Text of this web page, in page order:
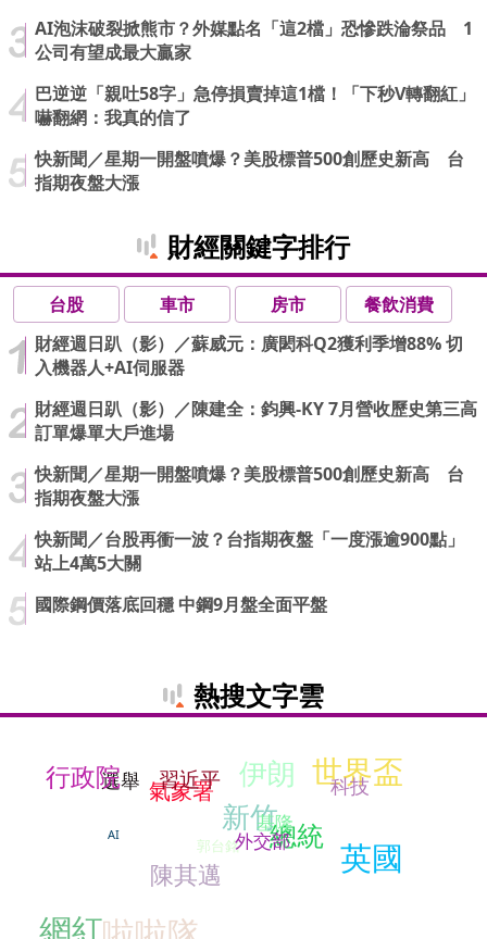
AI泡沫破裂掀熊市？外媒點名「這2檔」恐慘跌淪祭品 1
公司有望成最大贏家
巴逆逆「親吐58字」急停損賣掉這1檔！「下秒V轉翻紅」
嚇翻網：我真的信了
快新聞／星期一開盤噴爆？美股標普500創歷史新高 台
指期夜盤大漲
財經關鍵字排行
台股 車市 房市
餐飲消費
財經週日趴（影）／蘇威元：廣閎科Q2獲利季增88% 切
入機器人+AI伺服器
財經週日趴（影）／陳建全：鈞興-KY 7月營收歷史第三高
訂單爆單大戶進場
快新聞／星期一開盤噴爆？美股標普500創歷史新高 台
指期夜盤大漲
快新聞／台股再衝一波？台指期夜盤「一度漲逾900點」
站上4萬5大關
國際鋼價落底回穩 中鋼9月盤全面平盤
熱搜文字雲
氣象署
選舉
總統
行政院
新竹
郭台銘 英國
基隆
外交部
世界盃
習近平 科技
AI
伊朗
網紅
陳其邁